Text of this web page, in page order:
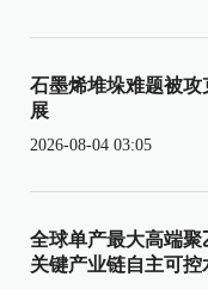
石墨烯堆垛难题被
展
2026-08-04 03:05
全球单产最大高端
关键产业链自主可控